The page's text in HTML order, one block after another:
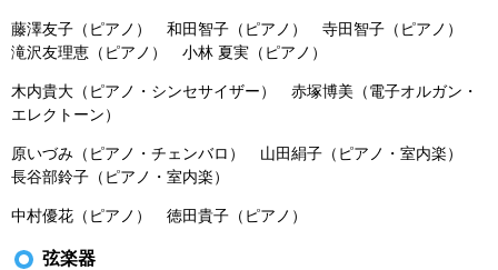
藤澤友子（ピアノ） 和田智子（ピアノ） 寺田智子（ピアノ）
滝沢友理恵（ピアノ） 小林 夏実（ピアノ）
木内貴大（ピアノ・シンセサイザー） 赤塚博美（電子オルガン・
エレクトーン）
原いづみ（ピアノ・チェンバロ） 山田絹子（ピアノ・室内楽）
長谷部鈴子（ピアノ・室内楽）
中村優花（ピアノ） 徳田貴子（ピアノ）
弦楽器